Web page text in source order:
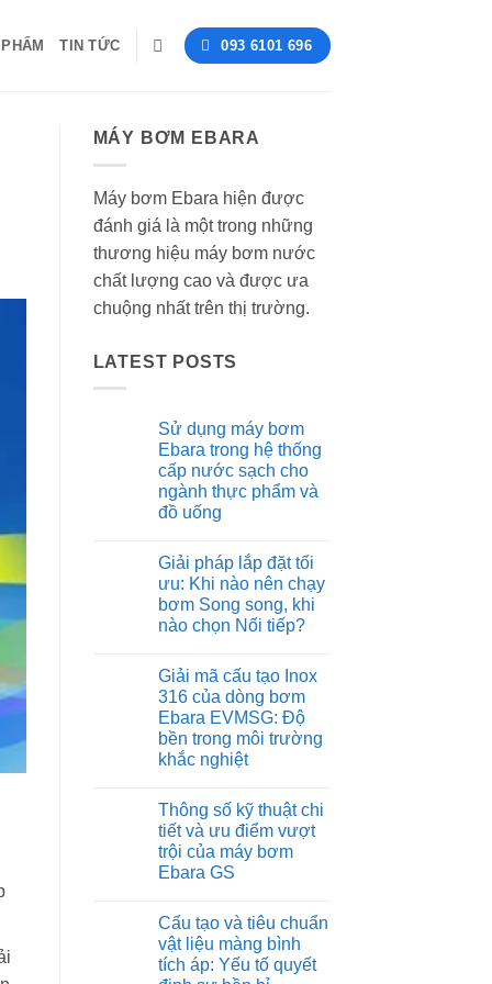
TIN TỨC 093 6101 696
MÁY BƠM EBARA
Máy bơm Ebara hiện được
đánh giá là một trong những
thương hiệu máy bơm nước
chất lượng cao và được ưa
chuộng nhất trên thị trường.
LATEST POSTS
Sử dụng máy bơm
Ebara trong hệ thống
cấp nước sạch cho
ngành thực phẩm và
đồ uống
bình
luận
ở
Sử
dụng
máy
trong
hệ
thống
cấp
nước
sạch
cho
phẩm
và
đồ
uống
Giải pháp lắp đặt tối
ưu: Khi nào nên chạy
bơm Song song, khi
nào chọn Nối tiếp?
bình
luận
ở
Giải
pháp
lắp
đặt
Khi
nào
nên
chạy
bơm
Song
nào
chọn
Nối
tiếp?
Giải mã cấu tạo Inox
316 của dòng bơm
Ebara EVMSG: Độ
bền trong môi trường
khắc nghiệt
bình
luận
ở
Giải
mã
cấu
316
của
dòng
bơm
Ebara
Thông số kỹ thuật chi
tiết và ưu điểm vượt
trội của máy bơm
Ebara GS
bình
luận
ở
Thông
số
Cấu tạo và tiêu chuẩn
vật liệu màng bình
tích áp: Yếu tố quyết